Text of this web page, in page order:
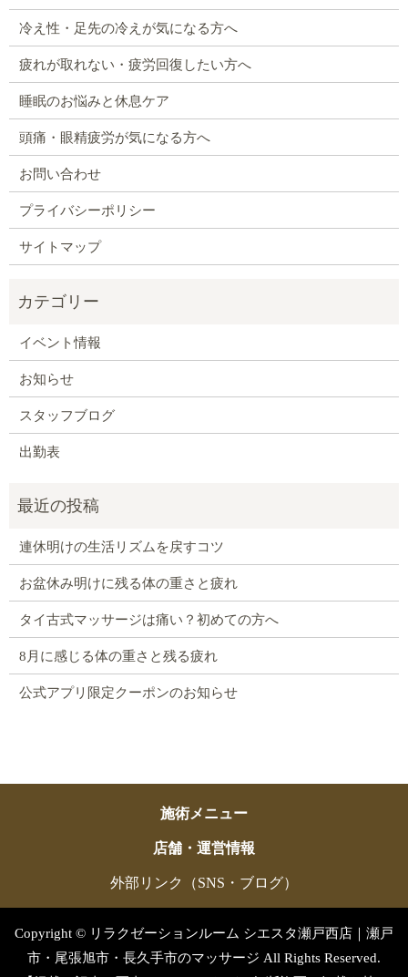
冷え性・足先の冷えが気になる方へ
疲れが取れない・疲労回復したい方へ
睡眠のお悩みと休息ケア
頭痛・眼精疲労が気になる方へ
お問い合わせ
プライバシーポリシー
サイトマップ
イベント情報
お知らせ
スタッフブログ
出勤表
連休明けの生活リズムを戻すコツ
お盆休み明けに残る体の重さと疲れ
タイ古式マッサージは痛い？初めての方へ
8月に感じる体の重さと残る疲れ
公式アプリ限定クーポンのお知らせ
施術メニュー
店舗・運営情報
外部リンク（SNS・ブログ）
Copyright © リラクゼーションルーム シエスタ瀬戸西店｜瀬戸
市・尾張旭市・長久手市のマッサージ All Rights Reserved.